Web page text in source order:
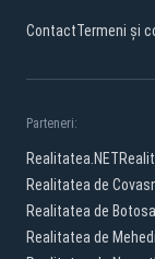
ContactTermeni și
Parteneri:
Realitatea.NET
Realitatea de
Realitatea de
Realitatea de